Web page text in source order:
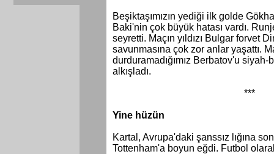
Beşiktaşımızın yediği ilk golde
Baki'nin çok büyük hatası vardı.
seyretti. Maçın yıldızı Bulgar forvet
savunmasına çok zor anlar yaşattı.
durduramadığımız Berbatov'u siyah-
alkışladı.
***
Yine hüzün
Kartal, Avrupa'daki şanssız lığına
Tottenham'a boyun eğdi. Futbol